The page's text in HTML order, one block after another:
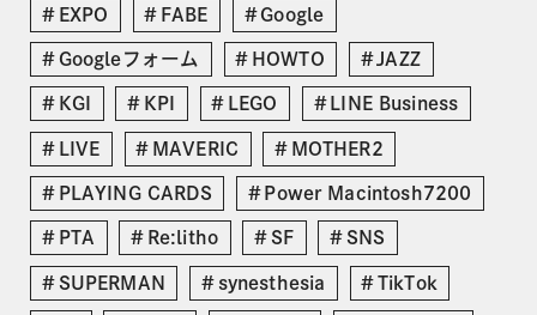
EXPO FABE Google
Googleフォーム HOWTO JAZZ
KGI KPI LEGO LINE Business
LIVE MAVERIC MOTHER2
PLAYING CARDS Power Macintosh7200
PTA Re:litho SF SNS
SUPERMAN synesthesia TikTok